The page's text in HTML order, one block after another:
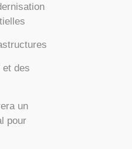
des
un
pour